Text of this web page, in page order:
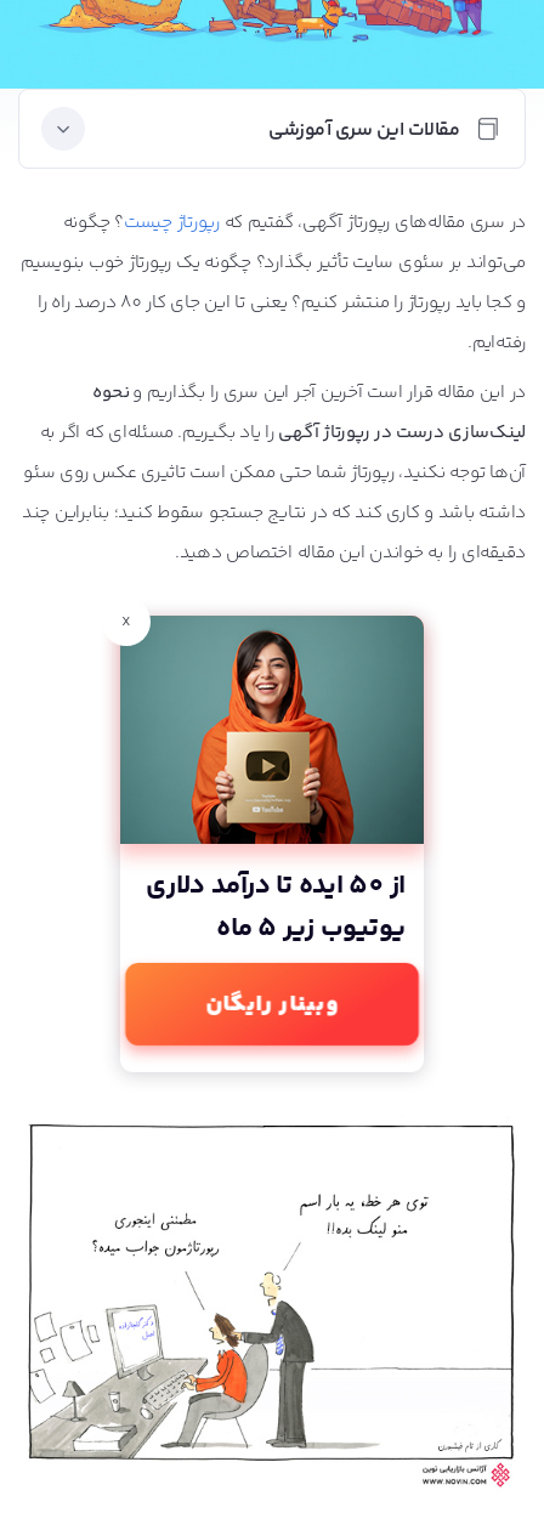
مقالات این سری آموزشی
فرمول سری نوشتن رپورتاژ آگهی‌های موفق!
رپورتاژ آگهی چگونه رتبه گوگل سایت شما را متحول
رپورتاژ خود را کجا منتشر کنیم؟ (راهنمای انتخاب بهترین
سایت رپورتاژ آگهی)
اصلاً رپورتاژ آگهی چیست؟
نحوه ایجاد لینک‌ها در رپورتاژ آگهی
آیا انتشار رپورتاژ آگهی به سود وب‌سایت شماست؟
رفتن به صفحه این سری آموزشی
در سری مقاله‌های رپورتاژ آگهی، گفتیم کهرپورتاژ چیست؟ چگونه
می‌تواند بر سئوی سایت تأثیر بگذارد؟ چگونه یک رپورتاژ خوب بنویسیم
و کجا باید رپورتاژ را منتشر کنیم؟ یعنی تا این جای کار 80 درصد راه را
رفته‌ایم.
در این مقاله قرار است آخرین آجر این سری را بگذاریم ونحوه
لینک‌سازی درست در رپورتاژ آگهیرا یاد بگیریم. مسئله‌ای که اگر به
آن‌ها توجه نکنید، رپورتاژ شما حتی ممکن است تاثیری عکس روی سئو
داشته باشد و کاری کند که در نتایج جستجو سقوط کنید؛ بنابراین چند
دقیقه‌ای را به خواندن این مقاله اختصاص دهید.
x
از 50 ایده تا درآمد دلاری
یوتیوب زیر 5 ماه
وبینار رایگان